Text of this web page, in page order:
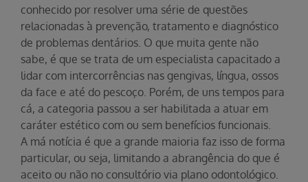
conhecido por resolver uma série de questões
relacionadas à prevenção, tratamento e diagnóstico
de problemas dentários. O que muita gente não
sabe, é que se trata de um especialista capacitado a
lidar com intercorrências nas gengivas, língua, ossos
da face e até do pescoço. Porém, de uns tempos para
cá, a categoria passou a ser habilitada a atuar em
caráter estético com ou sem benefícios funcionais.
A má notícia é que a grande maioria faz isso de forma
particular, ou seja, limitando a abrangência do que é
aceito ou não no consultório via plano odontológico.